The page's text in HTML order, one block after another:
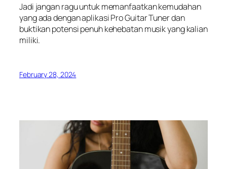
Jadi jangan ragu untuk memanfaatkan kemudahan
yang ada dengan aplikasi Pro Guitar Tuner dan
buktikan potensi penuh kehebatan musik yang kalian
miliki.
February 28, 2024